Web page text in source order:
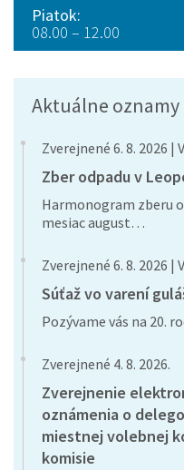
Piatok:
08.00 – 12.00
Aktuálne oznamy
Zverejnené 6. 8. 2026 |
Zber odpadu v
Harmonogram zberu
mesiac august…
Zverejnené 6. 8. 2026 |
Súťaž vo varení
Pozývame vás na 20.
Zverejnené 4. 8. 2026.
Zverejnenie
oznámenia o
miestnej volebnej
komisie